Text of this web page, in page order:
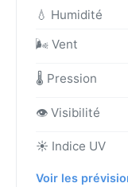
💧 Humidité
🌬️ Vent
🌡️ Pression
👁️ Visibilité
☀️ Indice UV
Voir les